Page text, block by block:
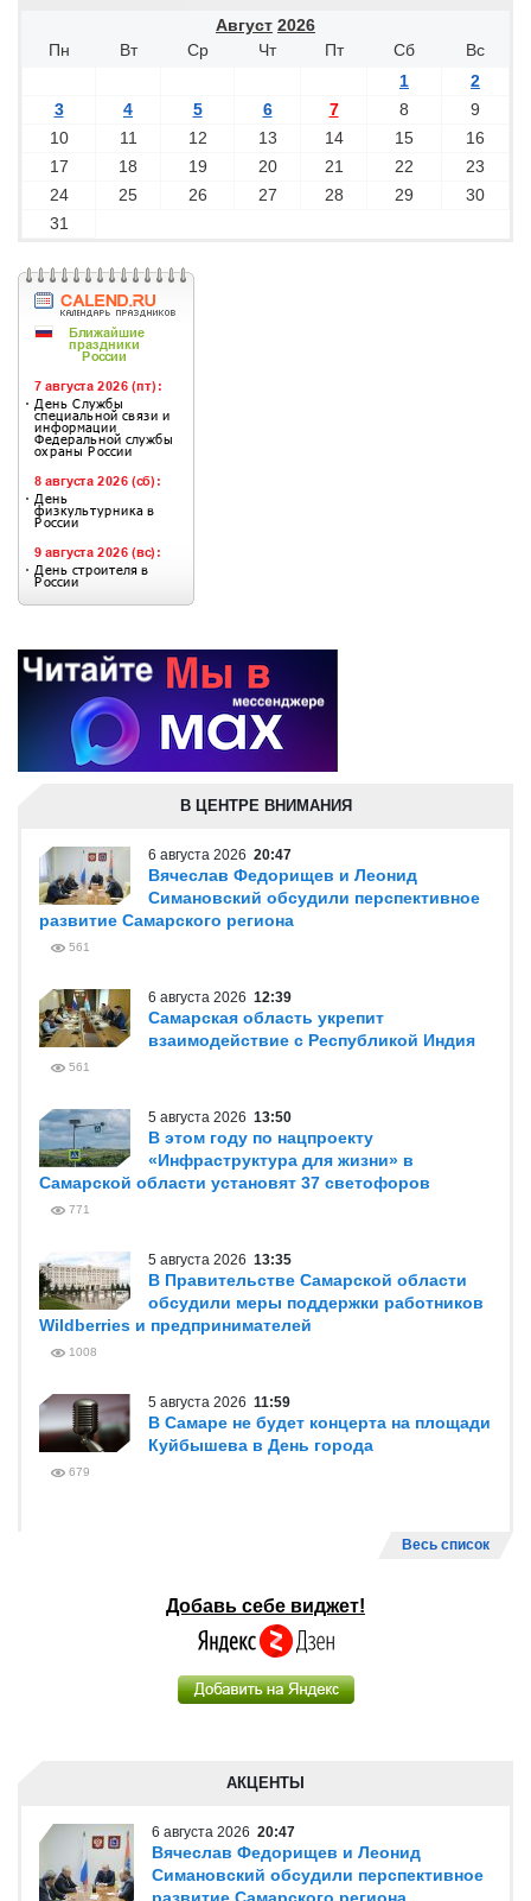
Август 2026
Пн
Вт Ср Чт Пт Сб
Вс
1
2
3
4 5 6 7 8
9
10
11 12 13 14 15
16
17
18 19 20 21 22
23
24
25 26 27 28 29
30
31
В ЦЕНТРЕ ВНИМАНИЯ
6 августа 2026 20:47
Вячеслав Федорищев и Леонид
Симановский обсудили перспективное
развитие Самарского региона
561
6 августа 2026 12:39
Самарская область укрепит
взаимодействие с Республикой Индия
561
5 августа 2026 13:50
В этом году по нацпроекту
«Инфраструктура для жизни» в
Самарской области установят 37 светофоров
771
5 августа 2026 13:35
В Правительстве Самарской области
обсудили меры поддержки работников
Wildberries и предпринимателей
1008
5 августа 2026 11:59
В Самаре не будет концерта на площади
Куйбышева в День города
679
Весь список
Добавь себе виджет!
АКЦЕНТЫ
6 августа 2026 20:47
Вячеслав Федорищев и Леонид
Симановский обсудили перспективное